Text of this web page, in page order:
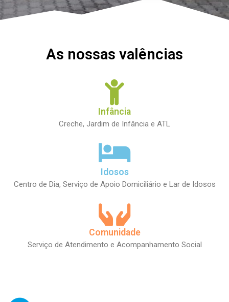
Março 2025
Março 2023
Novembro 2021
Fevereiro 2021
Novembro 2020
Sem categoria
As nossas valências
Infância
Creche, Jardim de Infância e ATL
Idosos
Centro de Dia, Serviço de Apoio Domiciliário e Lar de Idosos
Comunidade
Serviço de Atendimento e Acompanhamento Social